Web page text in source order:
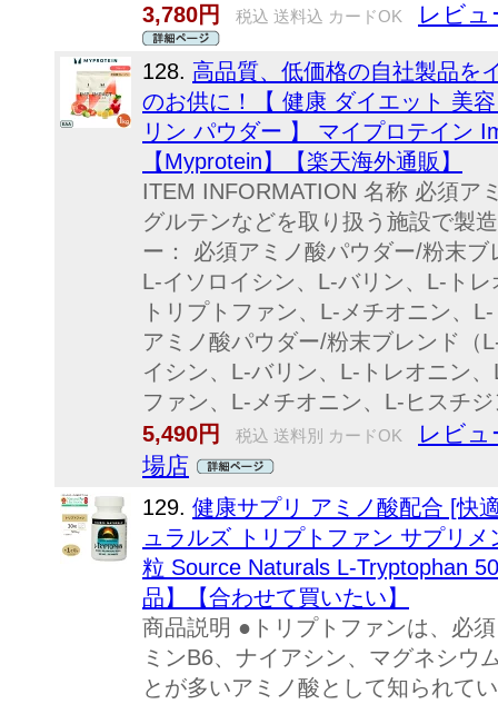
3,780円
税込 送料込 カードOK レビュ
128. 高品質、低価格の自社製品を
のお供に！【 健康 ダイエット 美
リン パウダー 】 マイプロテイン
【Myprotein】【楽天海外通販】
ITEM INFORMATION 名称 必須ア
グルテンなどを取り扱う施設で製
ー： 必須アミノ酸パウダー/粉末
L-イソロイシン、L-バリン、L-ト
トリプトファン、L-メチオニン、
アミノ酸パウダー/粉末ブレンド（
イシン、L-バリン、L-トレオニン
ファン、L-メチオニン、L-ヒスチ
5,490円
税込 送料別 カードOK
レビュ
場店
129. 健康サプリ アミノ酸配合 [快
ュラルズ トリプトファン サプリ
粒 Source Naturals L-Tryptophan
品】【合わせて買いたい】
商品説明 ●トリプトファンは、必
ミンB6、ナイアシン、マグネシウ
とが多いアミノ酸として知られて